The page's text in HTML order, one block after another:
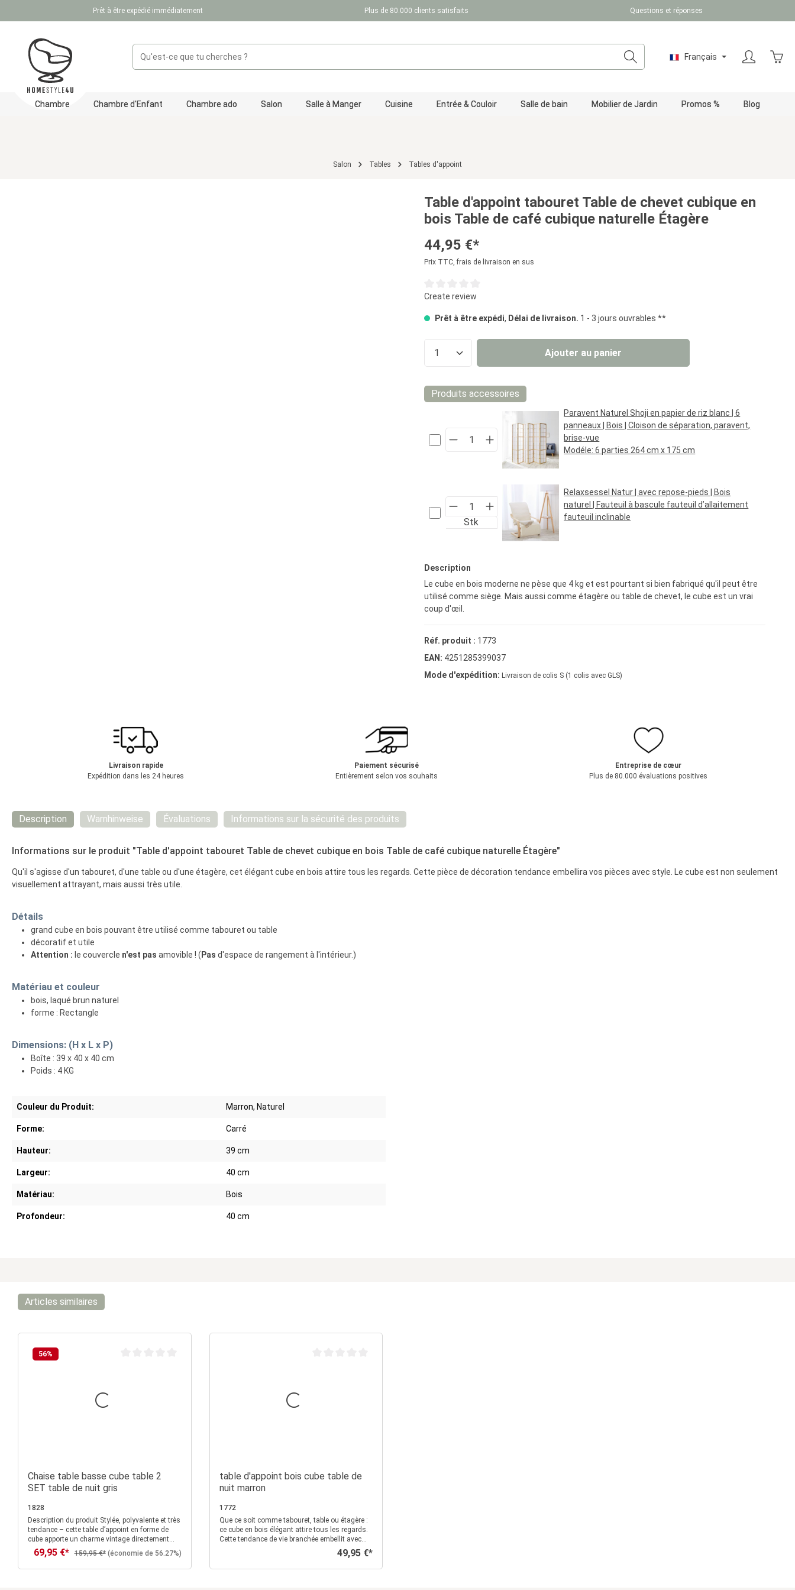
au contenu principal
Passer à la navigation principalePrêt à être expédié immédiatement Plus de 80.000 clients satisfaits Questions et réponses
Français
Chambre Chambre d'Enfant Chambre ado Salon Salle à Manger Cuisine Entrée & Couloir Salle de bain Mobilier de Jardin Promos % Blog
Salon Tables Tables d'appoint
Table d'appoint tabouret Table de chevet cubique en
bois Table de café cubique naturelle Étagère
44,95 €*
Prix TTC, frais de livraison en sus
Note moyenne de 0 sur 5 étoiles
Create review
Prêt à être expédi, Délai de livraison. 1 - 3 jours ouvrables **
Quantité de produit : Entrez la quantité souhaitée ou
Ajouter au panier
Produits accessoires
Paravent Naturel Shoji en papier de riz blanc | 6
panneaux | Bois | Cloison de séparation, paravent,
brise-vue
Modéle:6 parties 264 cm x 175 cm
Stk
Relaxsessel Natur | avec repose-pieds | Bois
naturel | Fauteuil à bascule fauteuil d’allaitement
fauteuil inclinable
Description
Le cube en bois moderne ne pèse que 4 kg et est pourtant si bien fabriqué qu'il peut être
utilisé comme siège. Mais aussi comme étagère ou table de chevet, le cube est un vrai
coup d'œil.
Réf. produit : 1773
EAN: 4251285399037
Mode d'expédition: Livraison de colis S (1 colis avec GLS)
Livraison rapide
Expédition dans les 24 heures
Paiement sécurisé
Entièrement selon vos souhaits
Entreprise de cœur
Plus de 80.000 évaluations positives
Description Warnhinweise Évaluations Informations sur la sécurité des produits
Informations sur le produit "Table d'appoint tabouret Table de chevet cubique en bois Table de café cubique naturelle Étagère"
Qu'il s'agisse d'un tabouret, d'une table ou d'une étagère, cet élégant cube en bois attire tous les regards. Cette pièce de décoration tendance embellira vos pièces avec style. Le cube est non seulement
visuellement attrayant, mais aussi très utile.
Détails
grand cube en bois pouvant être utilisé comme tabouret ou table
décoratif et utile
Attention : le couvercle n'est pas amovible ! ( Pas d'espace de rangement à l'intérieur.)
Matériau et couleur
bois, laqué brun naturel
forme : Rectangle
Dimensions: (H x L x P)
Boîte : 39 x 40 x 40 cm
Poids : 4 KG
Couleur du Produit: Marron, Naturel
Forme: Carré
Hauteur: 39 cm
Largeur: 40 cm
Matériau: Bois
Profondeur: 40 cm
Articles similaires
56%
Chaise table basse cube table 2
SET table de nuit gris
1828
Description du produit Stylée, polyvalente et très
tendance – cette table d’appoint en forme de
cube apporte un charme vintage directement
dans ton intérieur. Fabriquée en bois robuste et
dotée d’une finition shabby chic blanche, elle
séduit par son aspect rustique et chaleureux.
Prix de vente :
69,95 €* Prix régulier :
159,95 €* (économie de 56.27%)
table d'appoint bois cube table de
nuit marron
1772
Que ce soit comme tabouret, table ou étagère :
ce cube en bois élégant attire tous les regards.
Cette tendance de vie branchée embellit avec
style vos chambres. Le cube est non seulement
visuellement attrayant, mais aussi très utile.
Détails un grand cube en bois peut être utilisé
Prix régulier :
49,95 €*